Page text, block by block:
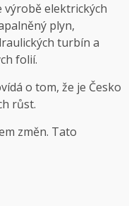
výrobě elektrických
plyn,
turbín a
folií.
o tom, že je Česko
růst.
změn. Tato